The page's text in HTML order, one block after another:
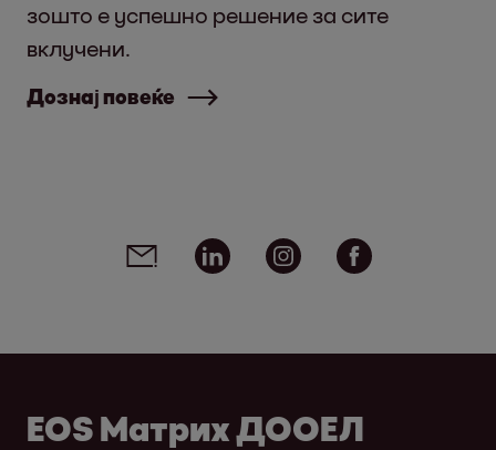
зошто е успешно решение за сите
вклучени.
Дознај повеќе
Social media links - share article
Email Linkedin Instagram
EOS Матрих ДООЕЛ